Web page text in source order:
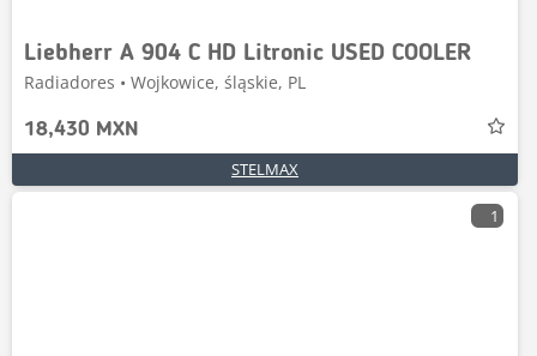
Liebherr A 904 C HD Litronic USED COOLER
Radiadores • Wojkowice, śląskie, PL
18,430 MXN
STELMAX
1